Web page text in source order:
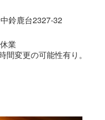
鈴鹿台2327-32
業
間変更の可能性有り。